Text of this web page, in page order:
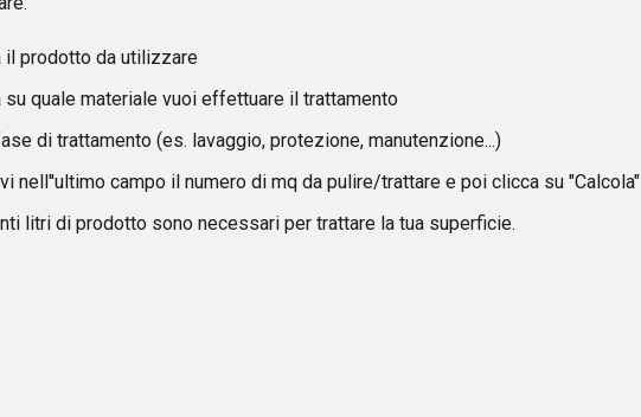
il prodotto da utilizzare
su quale materiale vuoi effettuare il trattamento
di trattamento (es. lavaggio, protezione, manutenzione...)
nell''ultimo campo il numero di mq da pulire/trattare e poi clicca su "Calcola"
litri di prodotto sono necessari per trattare la tua superficie.